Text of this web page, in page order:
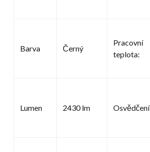
Barva Černý
Pracovní
teplota:
Lumen 2430 lm Osvědčení